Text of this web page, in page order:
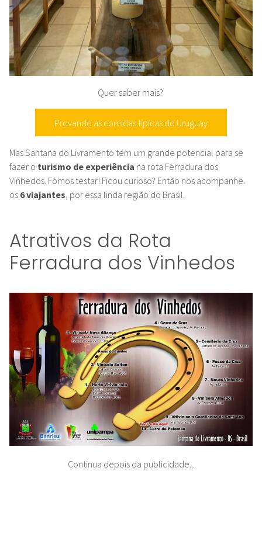
Quer saber mais?
Provando as comidas típicas do Uruguay
Mas Santana do Livramento tem um grande potencial para se
fazer o turismo de experiência na rota Ferradura dos
Vinhedos. Fomos testar! Ficou curioso? Então nos acompanhe.
os 6 viajantes, por essa linda região do Brasil.
Atrativos da Rota
Ferradura dos Vinhedos
Continua depois da publicidade...